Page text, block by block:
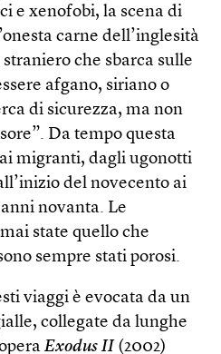
e xenofobi, la scena di
carne dell’inglesità
che sbarca sulle
afgano, siriano o
di sicurezza, ma non
Da tempo questa
migranti, dagli ugonotti
del novecento ai
novanta. Le
state quello che
sempre stati porosi.
viaggi è evocata da un
collegate da lunghe
Exodus II (2002)